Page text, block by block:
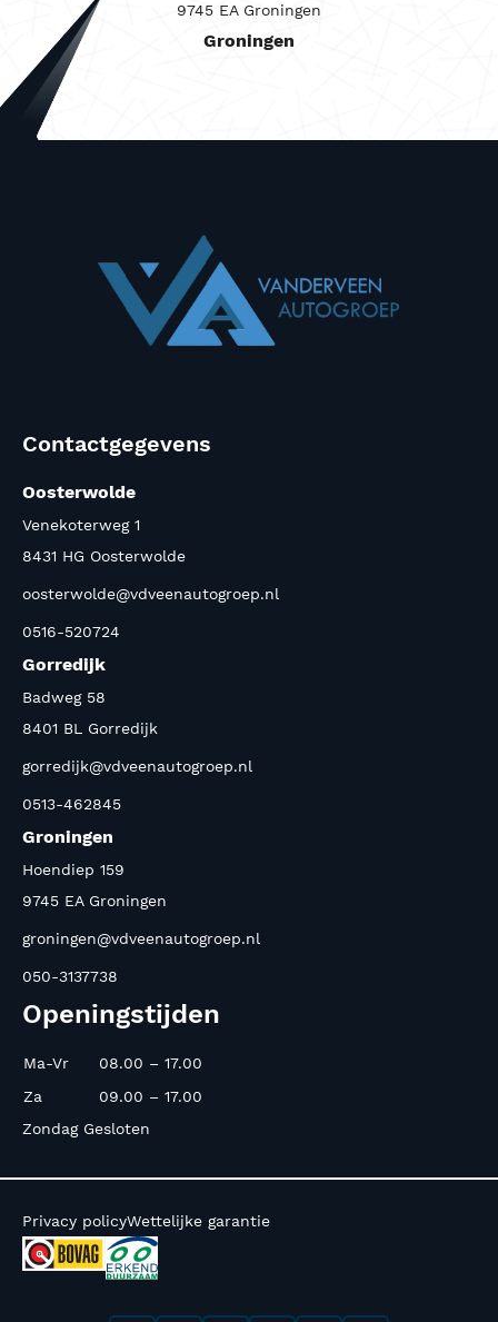
9745 EA Groningen
Groningen
Contactgegevens
Oosterwolde
Venekoterweg 1
8431 HG Oosterwolde
oosterwolde@vdveenautogroep.nl
0516-520724
Gorredijk
Badweg 58
8401 BL Gorredijk
gorredijk@vdveenautogroep.nl
0513-462845
Groningen
Hoendiep 159
9745 EA Groningen
groningen@vdveenautogroep.nl
050-3137738
Openingstijden
Ma-Vr
08.00 – 17.00
Za
09.00 – 17.00
Zondag Gesloten
Privacy policyWettelijke garantie